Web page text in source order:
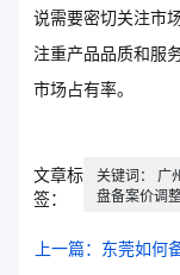
说需要密切关注市
注重产品品质和服
市场占有率。
文章标
签：
关键词： 广
盘备案价调
上一篇：东莞如何